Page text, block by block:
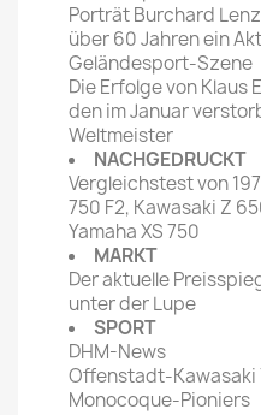
Porträt Burchard
über 60 Jahren ein
Geländesport-Szene
Die Erfolge von Klaus
den im Januar
Weltmeister
NACHGEDRUCKT
Vergleichstest von
750 F2, Kawasaki Z
Yamaha XS 750
MARKT
Der aktuelle
unter der Lupe
SPORT
DHM-News
Offenstadt-Kawasaki
Monocoque-Pioniers